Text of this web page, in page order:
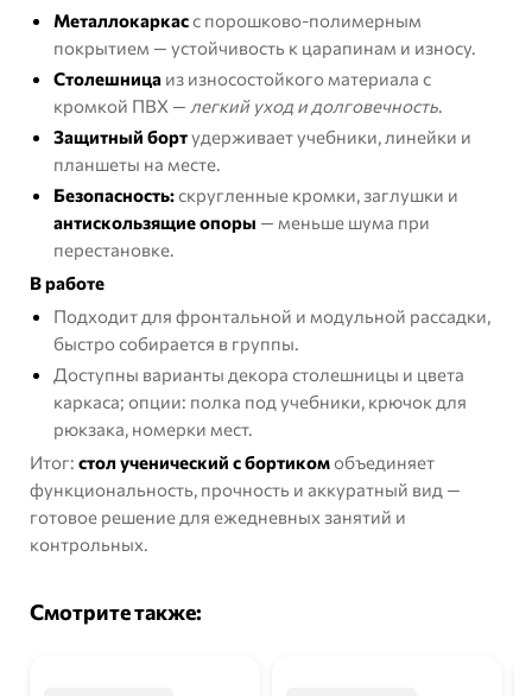
Металлокаркасс порошково-полимерным
покрытием — устойчивость к царапинам и износу.
Столешница из износостойкого материала с
кромкой ПВХ — легкий уход и долговечность.
Защитный бортудерживает учебники, линейки и
планшеты на месте.
Безопасность:скругленные кромки, заглушки и
антискользящие опоры — меньше шума при
перестановке.
В работе
Подходит для фронтальной и модульной рассадки,
быстро собирается в группы.
Доступны варианты декора столешницы и цвета
каркаса; опции: полка под учебники, крючок для
рюкзака, номерки мест.
Итог: стол ученический с бортикомобъединяет
функциональность, прочность и аккуратный вид —
готовое решение для ежедневных занятий и
контрольных.
Смотрите также: